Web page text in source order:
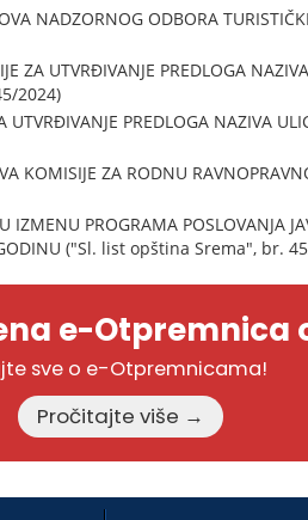
NADZORNOG ODBORA
ZA UTVRĐIVANJE PREDLOGA
2024)
UTVRĐIVANJE PREDLOGA NAZIVA
KOMISIJE ZA RODNU
IZMENU PROGRAMA POSLOVANJA
("Sl. list opština Srema", br.
e-Otpremnica
sve o e-Otpremnicama!
Pročitajte više →